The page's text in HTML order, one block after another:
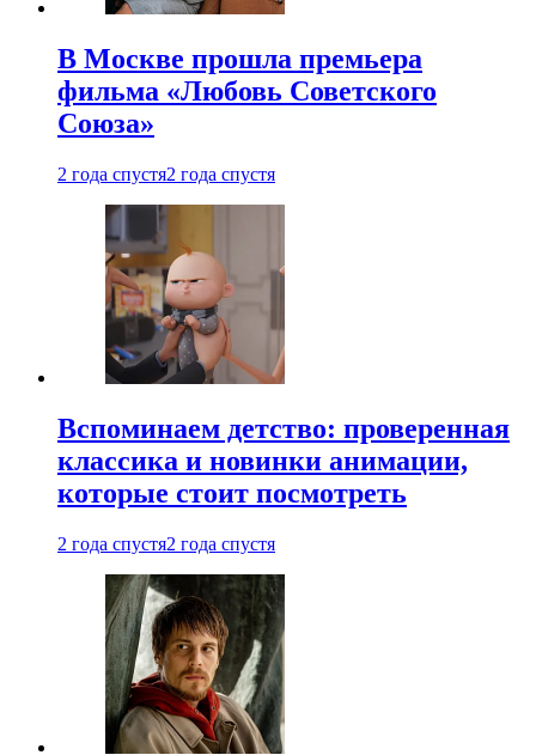
В Москве прошла премьера
фильма «Любовь Советского
Союза»
2 года спустя2 года спустя
Вспоминаем детство: проверенная
классика и новинки анимации,
которые стоит посмотреть
2 года спустя2 года спустя